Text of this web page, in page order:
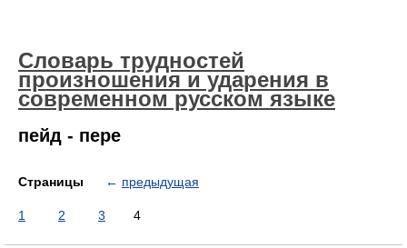
Словарь трудностей
произношения и ударения в
современном русском языке
пейд - пере
Страницы ← предыдущая
1 2 3 4